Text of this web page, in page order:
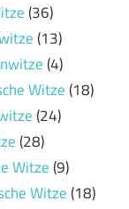
(36)
(13)
(4)
Witze(18)
(24)
(28)
Witze(9)
Witze(18)